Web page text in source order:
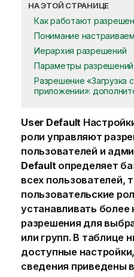
НА ЭТОЙ СТРАНИЦЕ
Как работают
Понимание
Иерархия разрешений
Параметры разрешений
Разрешение «Загрузка
приложении»:
User Default
роли управляют
пользователей и
Defaultопределяет
всех пользователей,
пользовательские
устанавливать более
разрешения для
или групп. В таблице
доступные
сведения приведены